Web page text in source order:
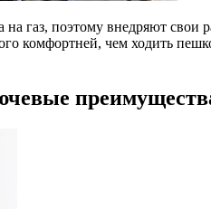
газ, поэтому внедряют свои
комфортней, чем ходить